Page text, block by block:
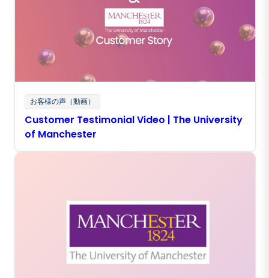
お客様の声（動画）
Customer Testimonial Video | The University
of Manchester